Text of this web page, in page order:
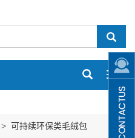
> 可持续环保类毛绒包